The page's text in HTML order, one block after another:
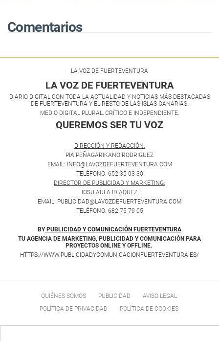
Comentarios
LA VOZ DE FUERTEVENTURA
LA VOZ DE FUERTEVENTURA
DIARIO DIGITAL CON TODA LA ACTUALIDAD Y NOTICIAS MÁS DESTACADAS
DE FUERTEVENTURA Y EL RESTO DE LAS ISLAS CANARIAS.
MEDIO DIGITAL PLURAL, CRÍTICO E INDEPENDIENTE.
QUEREMOS SER TU VOZ.
DIRECCIÓN Y REDACCIÓN:
PIA PEÑAGARIKANO RODRIGUEZ
EMAIL: INFO@LAVOZDEFUERTEVENTURA.COM
TELÉFONO: 652 35 03 30
DIRECTOR DE PUBLICIDAD Y MARKETING:
IOSU AULA IDIAQUEZ
EMAIL: PUBLICIDAD@LAVOZDEFUERTEVENTURA.COM
TELÉFONO: 682 75 79 05
BY PUBLICIDAD Y COMUNICACIÓN FUERTEVENTURA
TU AGENCIA DE MARKETING, PUBLICIDAD Y COMUNICACIÓN PARA
PROYECTOS ONLINE Y OFFLINE.
HTTPS://WWW.PUBLICIDADYCOMUNICACIONFUERTEVENTURA.ES/
QUIÉNES SOMOS PUBLICIDAD
AVISO LEGAL
POLÍTICA DE PRIVACIDAD
POLÍTICA DE COOKIES